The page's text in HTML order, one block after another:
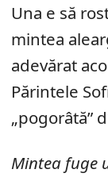
Una e să
mintea
adevărat
Părintele
„pogorâtă”
Mintea fuge